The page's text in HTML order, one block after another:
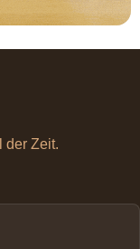
der Zeit.